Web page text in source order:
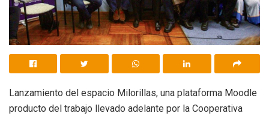
Lanzamiento del espacio Milorillas, una plataforma Moodle
producto del trabajo llevado adelante por la Cooperativa